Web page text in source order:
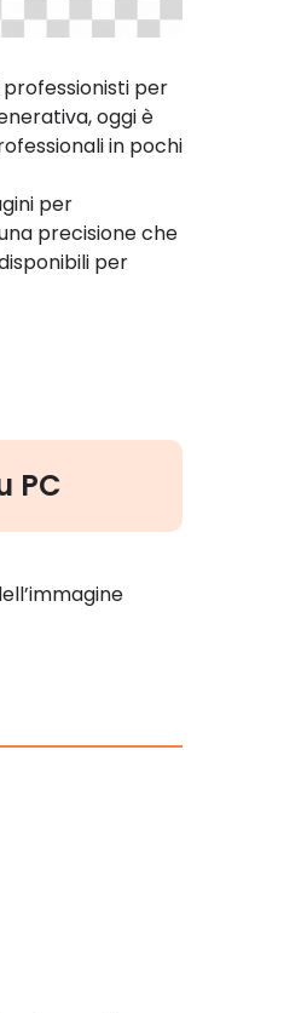
per
oggi è
in pochi
per
precisione che
per
PC